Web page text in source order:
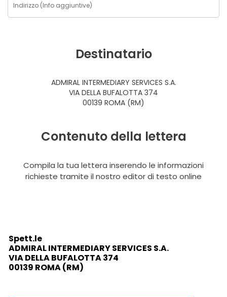
Destinatario
ADMIRAL INTERMEDIARY SERVICES S.A.
VIA DELLA BUFALOTTA 374
00139 ROMA (RM)
Contenuto della lettera
Compila la tua lettera inserendo le informazioni
richieste tramite il nostro editor di testo online
Spett.le
ADMIRAL INTERMEDIARY SERVICES S.A.
VIA DELLA BUFALOTTA 374
00139 ROMA (RM)